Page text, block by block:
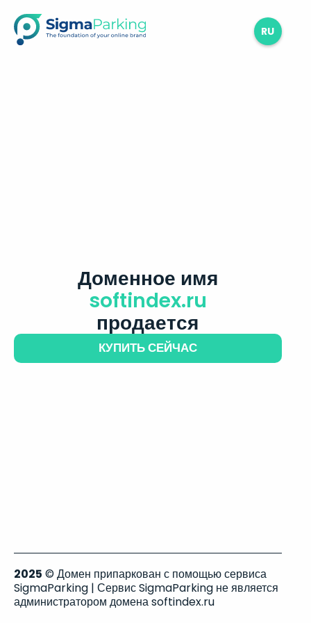
RU
Доменное имя
softindex.ru
продается
КУПИТЬ СЕЙЧАС
2025 © Домен припаркован с помощью сервиса
SigmaParking | Сервис SigmaParking не является
администратором домена softindex.ru